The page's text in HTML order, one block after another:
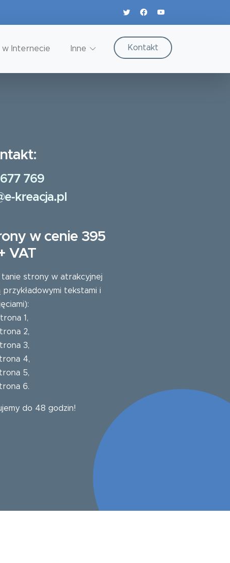
w Internecie Inne Kontakt
769
kreacja.pl
w cenie 395
VAT
tanie strony w atrakcyjnej
tekstami i
1 ,
2,
3,
4,
5,
6.
do 48 godzin!